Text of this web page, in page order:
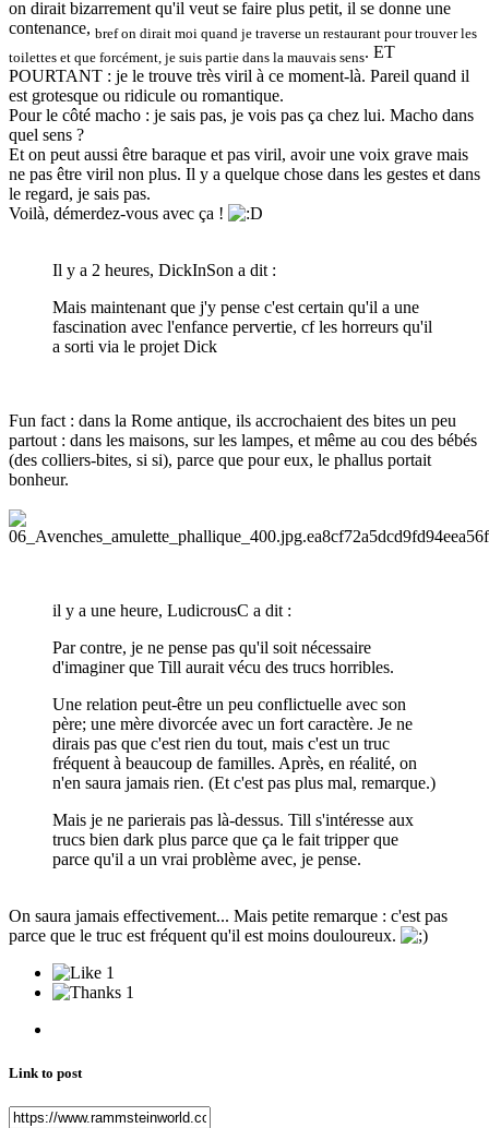
on dirait bizarrement qu'il veut se faire plus petit, il se donne une
contenance, bref on dirait moi quand je traverse un restaurant pour trouver les
toilettes et que forcément, je suis partie dans la mauvais sens. ET
POURTANT : je le trouve très viril à ce moment-là. Pareil quand il
est grotesque ou ridicule ou romantique.
Pour le côté macho : je sais pas, je vois pas ça chez lui. Macho dans
quel sens ?
Et on peut aussi être baraque et pas viril, avoir une voix grave mais
ne pas être viril non plus. Il y a quelque chose dans les gestes et dans
le regard, je sais pas.
Voilà, démerdez-vous avec ça !
Il y a 2 heures, DickInSon a dit :
Mais maintenant que j'y pense c'est certain qu'il a une
fascination avec l'enfance pervertie, cf les horreurs qu'il
a sorti via le projet Dick
Fun fact : dans la Rome antique, ils accrochaient des bites un peu
partout : dans les maisons, sur les lampes, et même au cou des bébés
(des colliers-bites, si si), parce que pour eux, le phallus portait
bonheur.
il y a une heure, LudicrousC a dit :
Par contre, je ne pense pas qu'il soit nécessaire
d'imaginer que Till aurait vécu des trucs horribles.
Une relation peut-être un peu conflictuelle avec son
père; une mère divorcée avec un fort caractère. Je ne
dirais pas que c'est rien du tout, mais c'est un truc
fréquent à beaucoup de familles. Après, en réalité, on
n'en saura jamais rien. (Et c'est pas plus mal, remarque.)
Mais je ne parierais pas là-dessus. Till s'intéresse aux
trucs bien dark plus parce que ça le fait tripper que
parce qu'il a un vrai problème avec, je pense.
On saura jamais effectivement... Mais petite remarque : c'est pas
parce que le truc est fréquent qu'il est moins douloureux.
1
1
Link to post